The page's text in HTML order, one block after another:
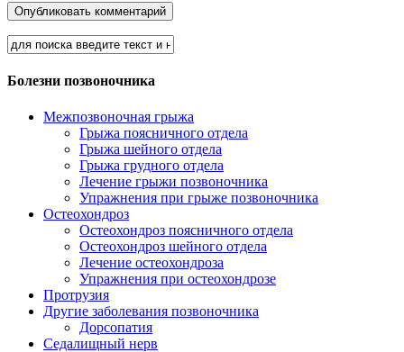
Болезни позвоночника
Межпозвоночная грыжа
Грыжа поясничного отдела
Грыжа шейного отдела
Грыжа грудного отдела
Лечение грыжи позвоночника
Упражнения при грыже позвоночника
Остеохондроз
Остеохондроз поясничного отдела
Остеохондроз шейного отдела
Лечение остеохондроза
Упражнения при остеохондрозе
Протрузия
Другие заболевания позвоночника
Дорсопатия
Седалищный нерв